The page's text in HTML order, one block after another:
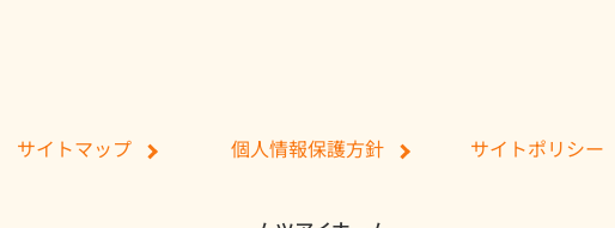
サイトマップ 個人情報保護方針 サイトポリシー